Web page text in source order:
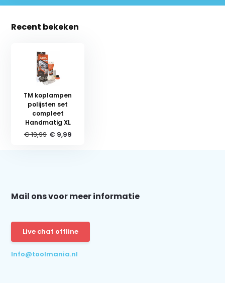
Recent bekeken
TM koplampen
polijsten set
compleet
Handmatig XL
€ 19,99 € 9,99
Mail ons voor meer informatie
Live chat offline
Info@toolmania.nl
Schrijf je in voor onze nieuwsbrief: